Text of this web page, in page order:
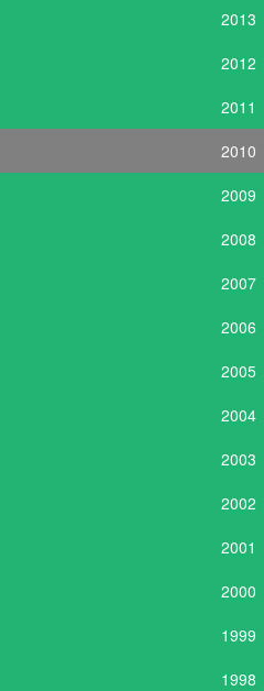
2013
2012
2011
2010
2009
2008
2007
2006
2005
2004
2003
2002
2001
2000
1999
1998